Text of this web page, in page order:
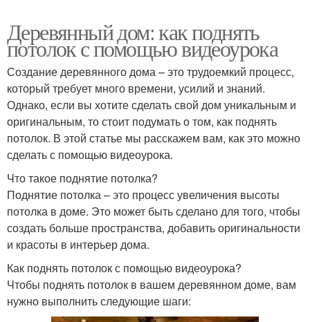
Деревянный дом: как поднять
потолок с помощью видеоурока
Создание деревянного дома – это трудоемкий процесс,
который требует много времени, усилий и знаний.
Однако, если вы хотите сделать свой дом уникальным и
оригинальным, то стоит подумать о том, как поднять
потолок. В этой статье мы расскажем вам, как это можно
сделать с помощью видеоурока.
Что такое поднятие потолка?
Поднятие потолка – это процесс увеличения высоты
потолка в доме. Это может быть сделано для того, чтобы
создать больше пространства, добавить оригинальности
и красоты в интерьер дома.
Как поднять потолок с помощью видеоурока?
Чтобы поднять потолок в вашем деревянном доме, вам
нужно выполнить следующие шаги: